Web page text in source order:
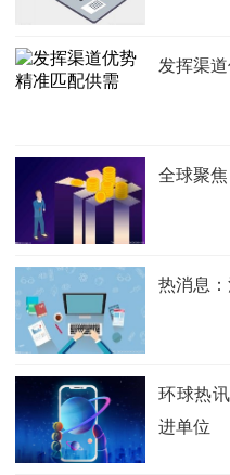
发挥渠
全球聚
热消息
环球热
进单位